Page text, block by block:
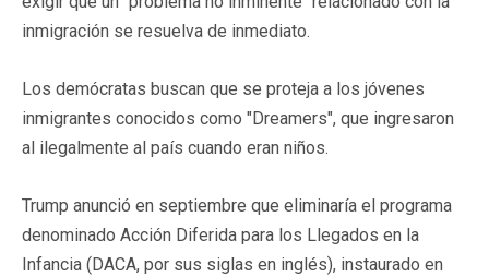
inmigración se resuelva de inmediato.
Los demócratas buscan que se proteja a los jóvenes
inmigrantes conocidos como "Dreamers", que ingresaron
al ilegalmente al país cuando eran niños.
Trump anunció en septiembre que eliminaría el programa
denominado Acción Diferida para los Llegados en la
Infancia (DACA, por sus siglas en inglés), instaurado en